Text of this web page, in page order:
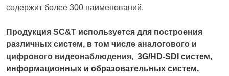
содержит более 300 наименований.
Продукция SC&T используется для построения
различных систем, в том числе аналогового и
цифрового видеонаблюдения, 3G/HD-SDI систем,
информационных и образовательных систем,